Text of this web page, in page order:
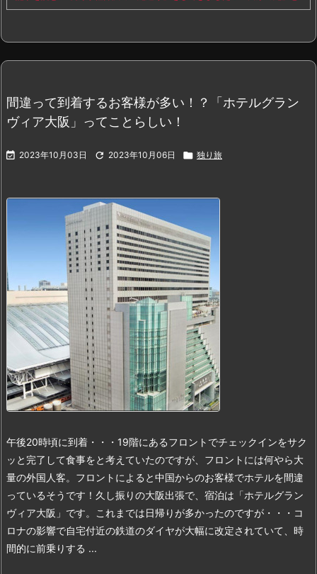
間違って到着するお客様が多い！？「ホテルグラン
ヴィア大阪」ってことらしい！
 2023年10月03日  2023年10月06日  独り旅
午後20時頃に到着・・・19階にあるフロントでチェックインをサク
ッと完了して食事をと考えていたのですが、フロントには何やら大
量の外国人客。フロントによると中国からのお客様でホテルを間違
っているそうです！ 久し振りの大阪出張で、宿泊は「ホテルグラン
ヴィア大阪」です。これまでは日帰りが多かったのですが・・・コ
ロナの影響で自宅付近の鉄道のダイヤが大幅に改定されていて、時
間的に前乗りする ...